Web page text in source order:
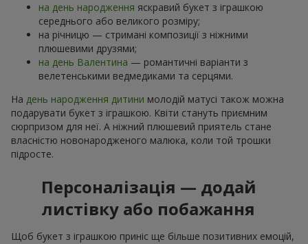
на день народження яскравий букет з іграшкою
середнього або великого розміру;
на річницю — стримані композиції з ніжними
плюшевими друзями;
на день Валентина — романтичні варіанти з
велетенськими ведмедиками та серцями.
На день народження дитини молодій матусі також можна
подарувати букет з іграшкою. Квіти стануть приємним
сюрпризом для неї. А ніжний плюшевий приятель стане
власністю новонародженого малюка, коли той трошки
підросте.
Персоналізація — додай
листівку або побажання
Щоб букет з іграшкою приніс ще більше позитивних емоцій,